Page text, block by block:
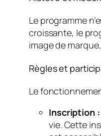
Le programme
croissante, le
image de
Règles et
Le
Inscription :
vie. Cette